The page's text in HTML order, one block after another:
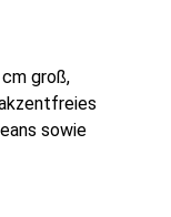
groß,
sowie